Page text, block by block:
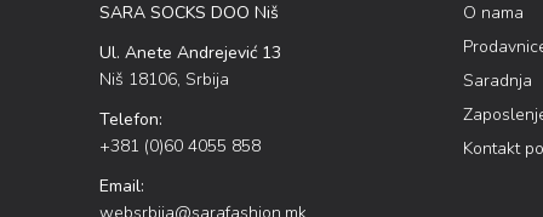
SARA SOCKS DOO Niš
Ul. Anete Andrejević 13
Niš 18106, Srbija
Telefon:
+381 (0)60 4055 858
Email:
O nama
Saradnja
Kontakt